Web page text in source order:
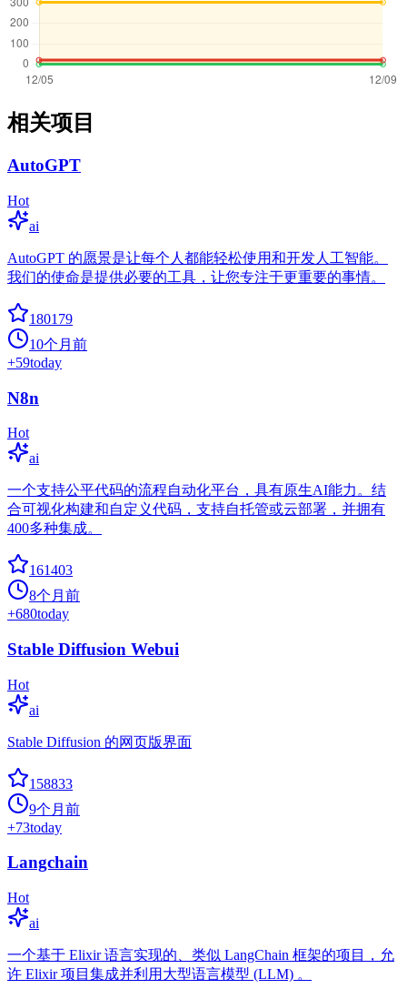
相关项目
AutoGPT
Hot
ai
AutoGPT 的愿景是让每个人都能轻松使用和开发人工智能。
我们的使命是提供必要的工具，让您专注于更重要的事情。
180179
10个月前
+59today
N8n
Hot
ai
一个支持公平代码的流程自动化平台，具有原生AI能力。结
合可视化构建和自定义代码，支持自托管或云部署，并拥有
400多种集成。
161403
8个月前
+680today
Stable Diffusion Webui
Hot
ai
Stable Diffusion 的网页版界面
158833
9个月前
+73today
Langchain
Hot
ai
一个基于 Elixir 语言实现的、类似 LangChain 框架的项目，允
许 Elixir 项目集成并利用大型语言模型 (LLM) 。